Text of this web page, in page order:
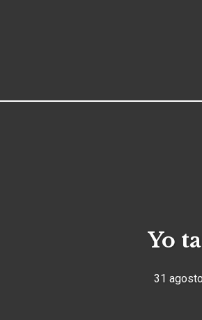
Yo
31